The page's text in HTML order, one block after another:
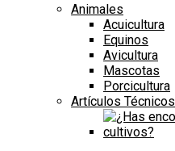
Animales
Acuicultura
Equinos
Avicultura
Mascotas
Porcicultura
Artículos Técnicos